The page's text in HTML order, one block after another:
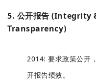
5. 公开报告 (Integrity
Transparency)
2014: 要求政策公开
开报告绩效。